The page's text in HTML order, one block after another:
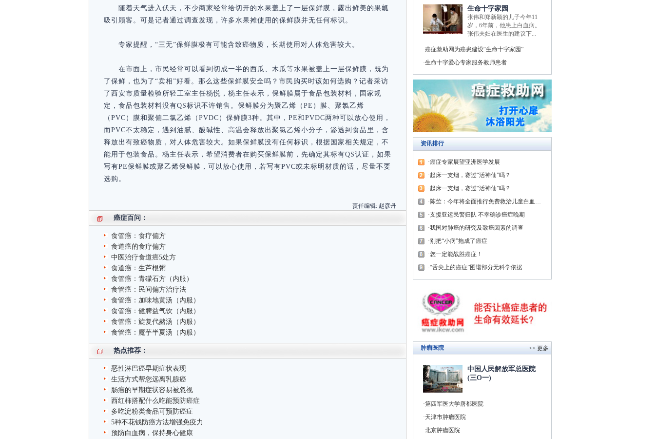
随着天气进入伏天，不少商家经常给切开的水果盖上了一层保鲜膜，露出鲜美的果瓤
吸引顾客。可是记者通过调查发现，许多水果摊使用的保鲜膜并无任何标识。
专家提醒，“三无”保鲜膜极有可能含致癌物质，长期使用对人体危害较大。
在市面上，市民经常可以看到切成一半的西瓜、木瓜等水果被盖上一层保鲜膜，既为
了保鲜，也为了“卖相”好看。那么这些保鲜膜安全吗？市民购买时该如何选购？记者采访
了西安市质量检验所轻工室主任杨悦，杨主任表示，保鲜膜属于食品包装材料，国家规
定，食品包装材料没有QS标识不许销售。保鲜膜分为聚乙烯（PE）膜、聚氯乙烯
（PVC）膜和聚偏二氯乙烯（PVDC）保鲜膜3种。其中，PE和PVDC两种可以放心使用，
而PVC不太稳定，遇到油腻、酸碱性、高温会释放出聚氯乙烯小分子，渗透到食品里，含
释放出有致癌物质，对人体危害较大。如果保鲜膜没有任何标识，根据国家相关规定，不
能用于包装食品。杨主任表示，希望消费者在购买保鲜膜前，先确定其标有QS认证，如果
写有PE保鲜膜或聚乙烯保鲜膜，可以放心使用，若写有PVC或未标明材质的话，尽量不要
选购。
责任编辑: 赵彦丹
癌症百问：
食管癌：食疗偏方
食道癌的食疗偏方
中医治疗食道癌5处方
食道癌：生芦根粥
食管癌：青礞石方（内服）
食管癌：民间偏方治疗法
食管癌：加味地黄汤（内服）
食管癌：健脾益气饮（内服）
食管癌：旋复代赭汤（内服）
食管癌：魔芋半夏汤（内服）
热点推荐：
恶性淋巴癌早期症状表现
生活方式帮您远离乳腺癌
肠癌的早期症状容易被忽视
西红柿搭配什么吃能预防癌症
多吃淀粉类食品可预防癌症
5种不花钱防癌方法增强免疫力
预防白血病，保持身心健康
生命十字家园
张伟和郑新颖的儿子今年11
岁，6年前，他患上白血病。
张伟夫妇在医生的建议下...
癌症救助网为癌患建设“生命十字家园”
生命十字爱心专家服务教师患者
资讯排行
癌症专家展望亚洲医学发展
起床一支烟，赛过“活神仙”吗？
起床一支烟，赛过“活神仙”吗？
陈竺：今年将全面推行免费救治儿童白血病与先天性心脏病
支援亚运民警归队 不幸确诊癌症晚期
我国对肺癌的研究及致癌因素的调查
别把“小病”拖成了癌症
您一定能战胜癌症！
“舌尖上的癌症”图谱部分无科学依据
肿瘤医院 >> 更多
中国人民解放军总医院
(三O一)
第四军医大学唐都医院
天津市肿瘤医院
北京肿瘤医院